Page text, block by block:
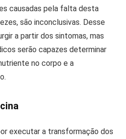
causadas pela falta desta
são inconclusivas. Desse
a partir dos sintomas, mas
serão capazes determinar
no corpo e a
executar a transformação dos